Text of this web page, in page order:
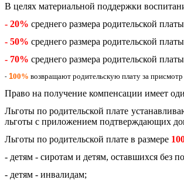
В целях материальной поддержки
- 20% среднего размера родительской
- 50% среднего размера родительской
- 70% среднего размера родительской
- 100% возвращают родительскую плату за
Право на получение компенсации имеет
Льготы по родительской плате
льготы с приложением подтверждающих
Льготы по родительской плате в размере
- детям - сиротам и детям, оставшихся без
- детям - инвалидам;